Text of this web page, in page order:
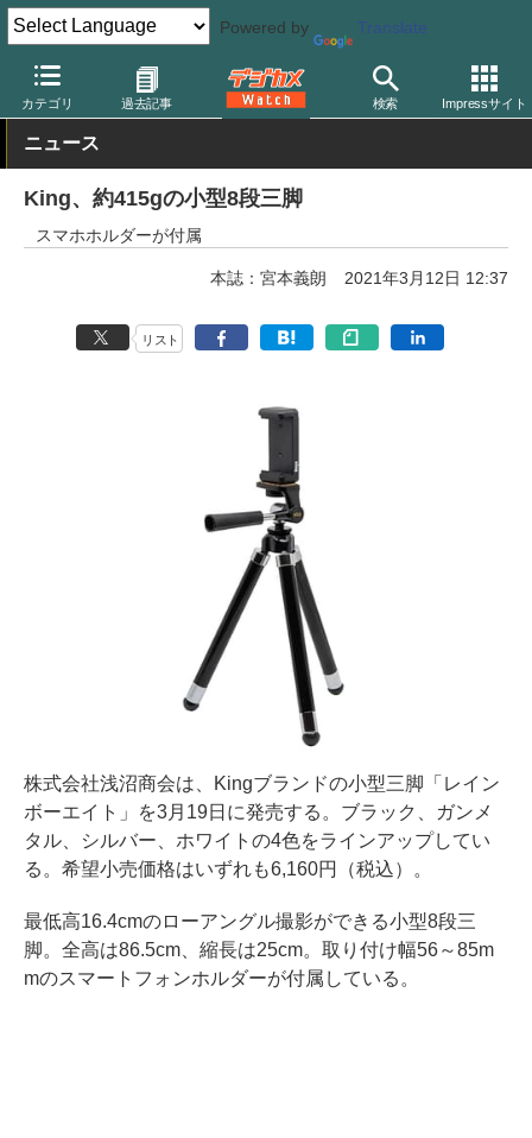
Powered by Translate
カテゴリ 過去記事 検索 Impressサイト
デジカメ Watch 撮影用品 三脚/一脚/雲台 その他
ニュース
King、約415gの小型8段三脚
スマホホルダーが付属
本誌：宮本義朗 2021年3月12日 12:37
リスト
株式会社浅沼商会は、Kingブランドの小型三脚「レイン
ボーエイト」を3月19日に発売する。ブラック、ガンメ
タル、シルバー、ホワイトの4色をラインアップしてい
る。希望小売価格はいずれも6,160円（税込）。
最低高16.4cmのローアングル撮影ができる小型8段三
脚。全高は86.5cm、縮長は25cm。取り付け幅56～85m
mのスマートフォンホルダーが付属している。